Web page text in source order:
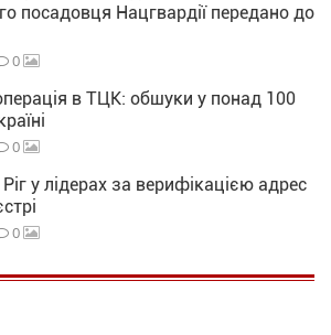
посадовця Нацгвардії передано до
0
в ТЦК: обшуки у понад 100
0
у лідерах за верифікацією адрес
0